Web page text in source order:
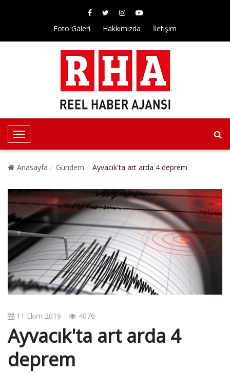
Foto Galeri Hakkımızda İletişim
T
o
g
e
a
v
i
g
a
t
i
n
Anasayfa Gündem Ayvacık'ta art arda 4 deprem
11 Ekim 2019 4076
Ayvacık'ta art arda 4
deprem